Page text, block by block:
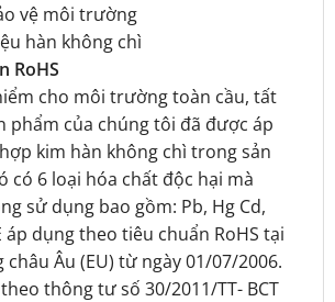
vệ môi trường
hàn không chì
RoHS
cho môi trường toàn cầu, tất
phẩm của chúng tôi đã được áp
kim hàn không chì trong sản
có 6 loại hóa chất độc hại mà
sử dụng bao gồm: Pb, Hg Cd,
áp dụng theo tiêu chuẩn RoHS tại
Âu (EU) từ ngày 01/07/2006.
thông tư số 30/2011/TT- BCT